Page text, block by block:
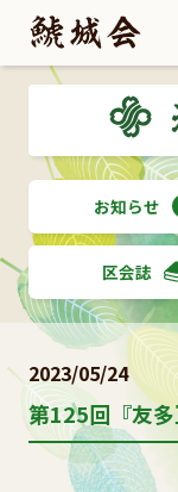
お知らせ
区会誌
2023/05/24
第125回『友